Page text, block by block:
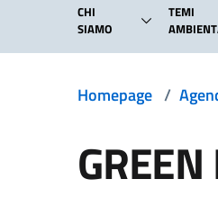
CHI
SIAMO
TEMI
Homepage /